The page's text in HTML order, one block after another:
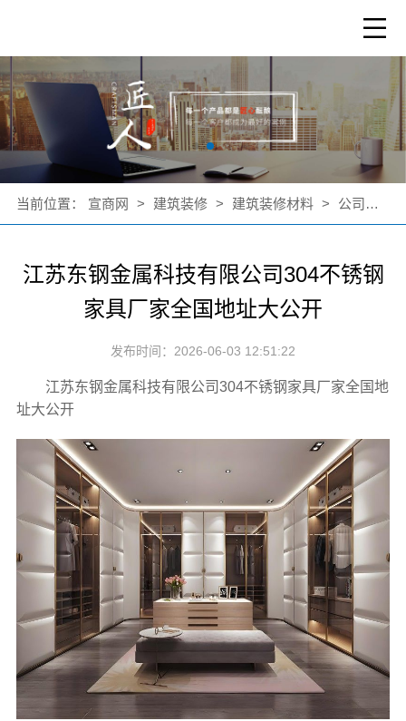
当前位置： 宣商网 > 建筑装修 > 建筑装修材料 > 公司新闻
江苏东钢金属科技有限公司304不锈钢
家具厂家全国地址大公开
发布时间：2026-06-03 12:51:22
江苏东钢金属科技有限公司304不锈钢家具厂家全国地
址大公开